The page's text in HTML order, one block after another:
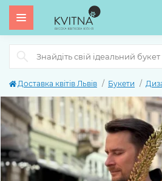
Доставка квітів Львів Букети